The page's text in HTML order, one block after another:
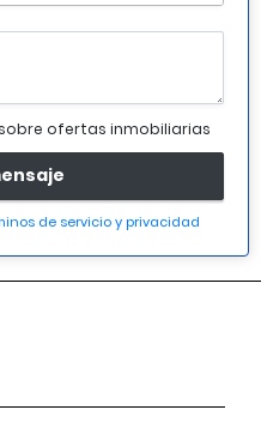
ofertas inmobiliarias
de servicio y privacidad